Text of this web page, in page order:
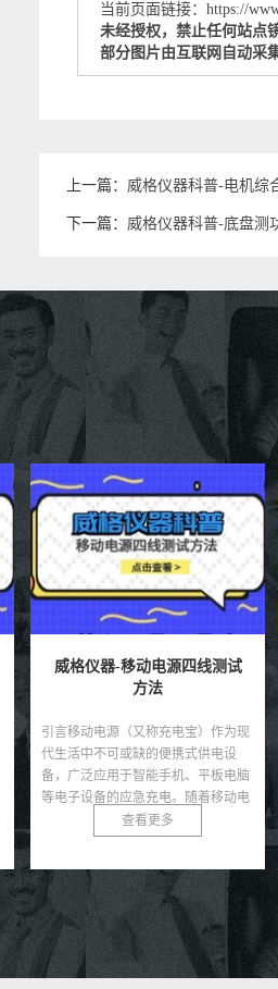
当前页面链接：https://
未经授权，禁止任何站点
部分图片由互联网自动采
上一篇： 威格仪器科普-电机综
下一篇： 威格仪器科普-底盘测
威格仪器-移动电源四线测试
方法
引言移动电源（又称充电宝）作为现
代生活中不可或缺的便携式供电设
备，广泛应用于智能手机、平板电脑
等电子设备的应急充电。随着移动电
源市场的快速发展，其质量...
查看更多